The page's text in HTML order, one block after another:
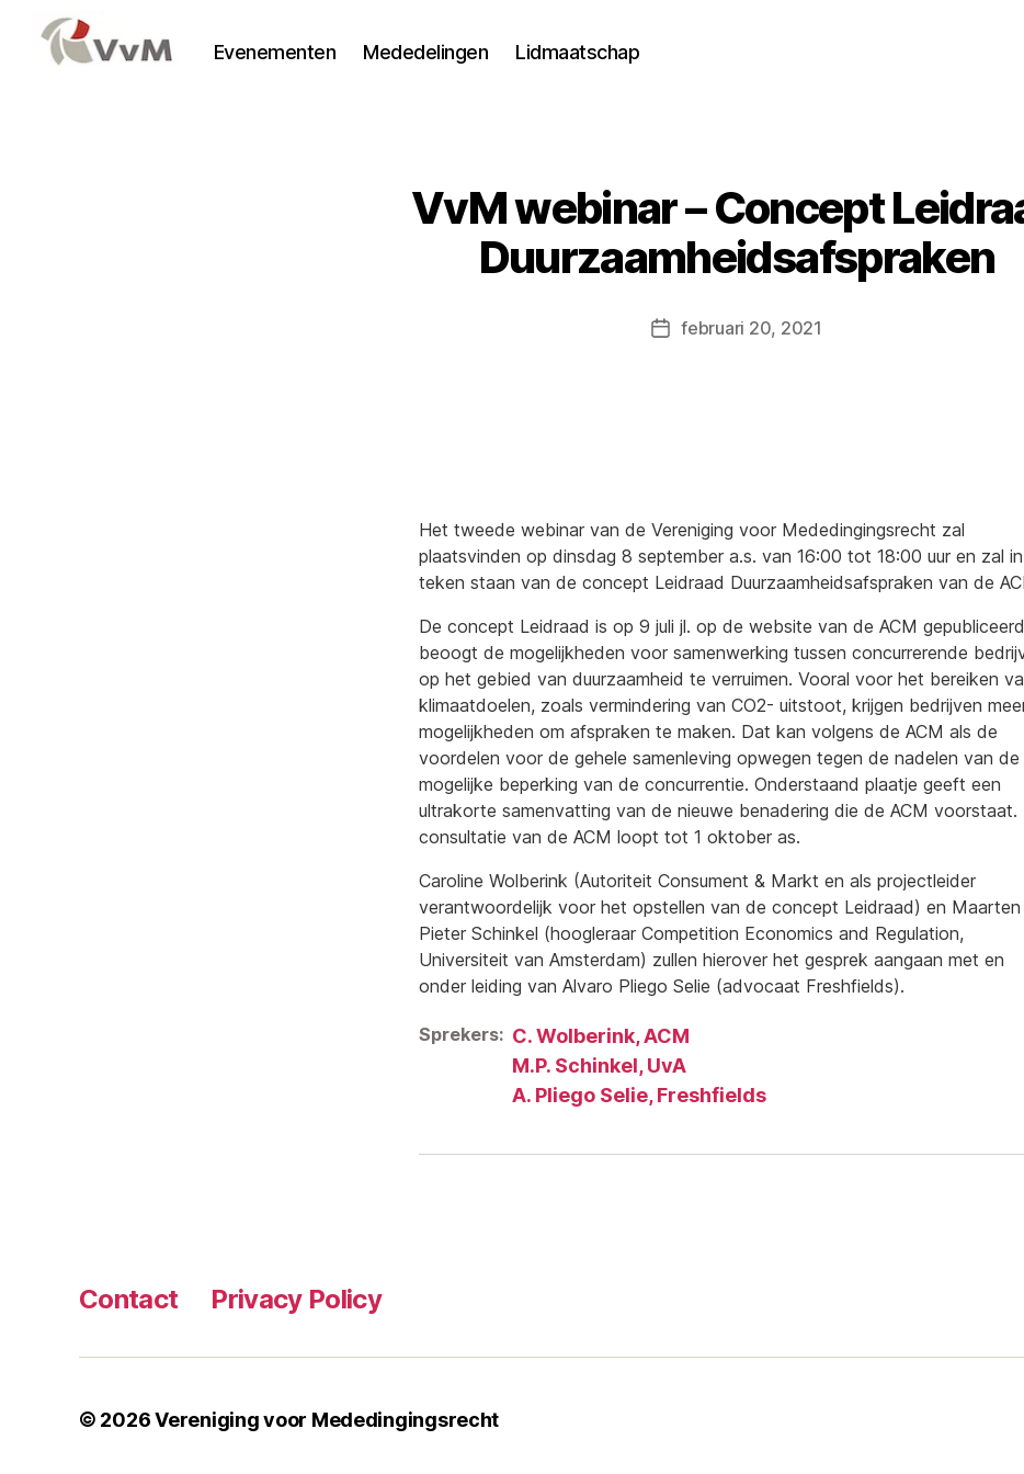
Evenementen Mededelingen Lidmaatschap
VvM webinar – Concept
Duurzaamheidsafspraken
Berichtdatum
februari 20, 2021
Het tweede webinar van de Vereniging voor Mededingingsrecht zal
plaatsvinden op dinsdag 8 september a.s. van 16:00 tot 18:00 uur en zal
teken staan van de concept Leidraad Duurzaamheidsafspraken van de
De concept Leidraad is op 9 juli jl. op de website van de ACM
beoogt de mogelijkheden voor samenwerking tussen concurrerende
op het gebied van duurzaamheid te verruimen. Vooral voor het bereiken
klimaatdoelen, zoals vermindering van CO2- uitstoot, krijgen bedrijven
mogelijkheden om afspraken te maken. Dat kan volgens de ACM als de
voordelen voor de gehele samenleving opwegen tegen de nadelen van de
mogelijke beperking van de concurrentie. Onderstaand plaatje geeft een
ultrakorte samenvatting van de nieuwe benadering die de ACM voorstaat.
consultatie van de ACM loopt tot 1 oktober as.
Caroline Wolberink (Autoriteit Consument & Markt en als projectleider
verantwoordelijk voor het opstellen van de concept Leidraad) en Maarten
Pieter Schinkel (hoogleraar Competition Economics and Regulation,
Universiteit van Amsterdam) zullen hierover het gesprek aangaan met en
onder leiding van Alvaro Pliego Selie (advocaat Freshfields).
Sprekers: C. Wolberink, ACM
M.P. Schinkel, UvA
A. Pliego Selie, Freshfields
Contact Privacy Policy
© 2026Vereniging voor Mededingingsrecht